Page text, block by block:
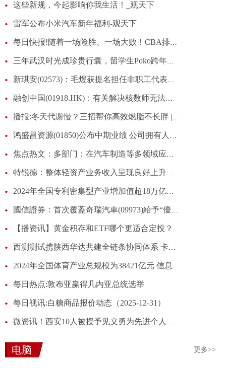
这些新规，今起影响你我生活！_观天下
雷军公布小米汽车新年福利-观天下
每日快报!随着一场险胜、一场大败！CBA排名又乱了：榜首易主，北京跌出前3
三年武汉时光成珍贵行囊，留学生Poko跨年夜寄情祝福
新琪安(02573)：毛煜获提名担任非职工代表监事
融创中国(01918.HK)：有关解决核数师无法作出意见的行动计划实施情况的季度更新内容摘要-新资讯
播报:冬天代谢慢？三招帮你高效燃脂不长胖 | 科学减重一起来
鸿盛昌资源(01850)公布中期业绩 公司拥有人应占亏损297万港元 同比盈转亏 即时
焦点热文：多部门：在汽车制造等多领域应用推广再生材料
特锐德：整体轻资产业务收入呈现良好上升态势
2024年全国专利密集型产业增加值超18万亿元 精选
國信證券：首次覆蓋奇瑞汽車(09973)給予“優於大市”評級 自主品牌先驅再進化
【播资讯】黄金积存和ETF哪个更适合定投？
西测测试携陕西华达共建全链条协同体系 卡位商业航天千亿元器件赛道 每日关注
2024年全国体育产业总规模为38421亿元 信息
每日热点:敦布亚赢得几内亚总统选举
每日视讯:白糖商品报价动态（2025-12-31）
微资讯！西安10人被授予见义勇为先进个人称号
电脑 更多>>